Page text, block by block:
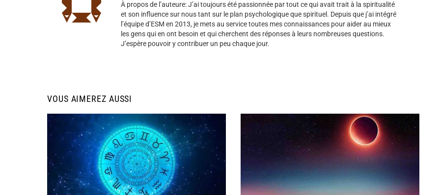
À propos de l’auteure: J’ai toujours été passionnée par tout ce qui avait trait à la spiritualité
et son influence sur nous tant sur le plan psychologique que spirituel. Depuis que j’ai intégré
l’équipe d’ESM en 2013, je mets au service toutes mes connaissances pour aider au mieux
les gens qui en ont besoin et qui cherchent des réponses à leurs nombreuses questions.
J’espère pouvoir y contribuer un peu chaque jour.
VOUS AIMEREZ AUSSI